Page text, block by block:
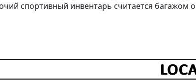
спортивный инвентарь считается багажом